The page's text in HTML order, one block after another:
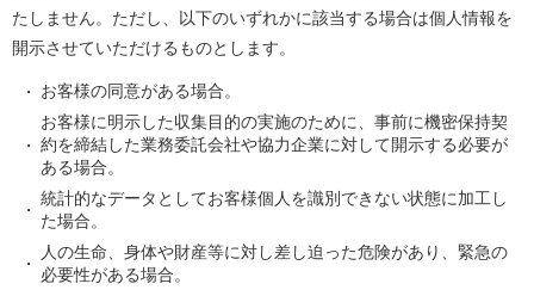
たしません。ただし、以下のいずれかに該当する場合は個人情報を
開示させていただけるものとします。
お客様の同意がある場合。
お客様に明示した収集目的の実施のために、事前に機密保持契
約を締結した業務委託会社や協力企業に対して開示する必要が
ある場合。
統計的なデータとしてお客様個人を識別できない状態に加工し
た場合。
人の生命、身体や財産等に対し差し迫った危険があり、緊急の
必要性がある場合。